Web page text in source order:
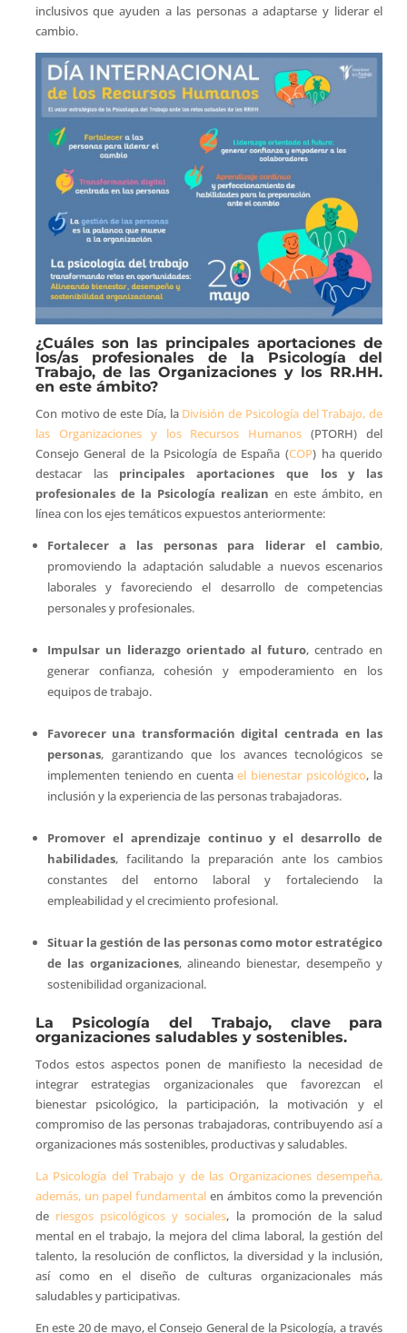
inclusivos que ayuden a las personas a adaptarse y liderar el
cambio.
¿Cuáles son las principales aportaciones de
los/as profesionales de la Psicología del
Trabajo, de las Organizaciones y los RR.HH.
en este ámbito?
Con motivo de este Día, la División de Psicología del Trabajo, de
las Organizaciones y los Recursos Humanos (PTORH) del
Consejo General de la Psicología de España (COP) ha querido
destacar las principales aportaciones que los y las
profesionales de la Psicología realizan en este ámbito, en
línea con los ejes temáticos expuestos anteriormente:
Fortalecer a las personas para liderar el cambio,
promoviendo la adaptación saludable a nuevos escenarios
laborales y favoreciendo el desarrollo de competencias
personales y profesionales.
Impulsar un liderazgo orientado al futuro, centrado en
generar confianza, cohesión y empoderamiento en los
equipos de trabajo.
Favorecer una transformación digital centrada en las
personas, garantizando que los avances tecnológicos se
implementen teniendo en cuentael bienestar psicológico, la
inclusión y la experiencia de las personas trabajadoras.
Promover el aprendizaje continuo y el desarrollo de
habilidades, facilitando la preparación ante los cambios
constantes del entorno laboral y fortaleciendo la
empleabilidad y el crecimiento profesional.
Situar la gestión de las personas como motor estratégico
de las organizaciones, alineando bienestar, desempeño y
sostenibilidad organizacional.
La Psicología del Trabajo, clave para
organizaciones saludables y sostenibles.
Todos estos aspectos ponen de manifiesto la necesidad de
integrar estrategias organizacionales que favorezcan el
bienestar psicológico, la participación, la motivación y el
compromiso de las personas trabajadoras, contribuyendo así a
organizaciones más sostenibles, productivas y saludables.
La Psicología del Trabajo y de las Organizaciones desempeña,
además, un papel fundamental en ámbitos como la prevención
de riesgos psicológicos y sociales, la promoción de la salud
mental en el trabajo, la mejora del clima laboral, la gestión del
talento, la resolución de conflictos, la diversidad y la inclusión,
así como en el diseño de culturas organizacionales más
saludables y participativas.
En este 20 de mayo, el Consejo General de la Psicología, a través